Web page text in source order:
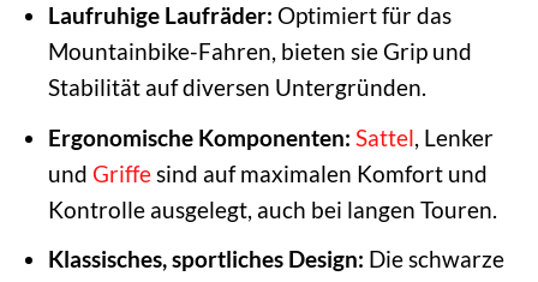
Laufruhige Laufräder: Optimiert für das
Mountainbike-Fahren, bieten sie Grip und
Stabilität auf diversen Untergründen.
Ergonomische Komponenten: Sattel, Lenker
und Griffesind auf maximalen Komfort und
Kontrolle ausgelegt, auch bei langen Touren.
Klassisches, sportliches Design: Die schwarze